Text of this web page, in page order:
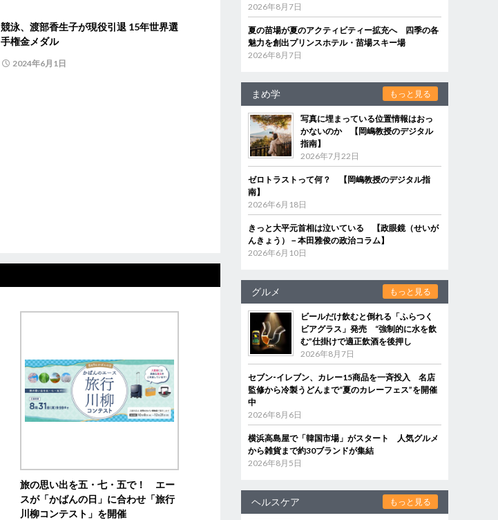
競泳、渡部香生子が現役引退 15年世界選
手権金メダル
2024年6月1日
旅の思い出を五・七・五で！ エー
スが「かばんの日」に合わせ「旅行
川柳コンテスト」を開催
2026年8月7日
夏の苗場が夏のアクティビティー拡充へ 四季の各
魅力を創出プリンスホテル・苗場スキー場
2026年8月7日
まめ学 もっと見る
写真に埋まっている位置情報はおっ
かないのか 【岡嶋教授のデジタル
指南】
2026年7月22日
ゼロトラストって何？ 【岡嶋教授のデジタル指
南】
2026年6月18日
きっと大平元首相は泣いている 【政眼鏡（せいが
んきょう）－本田雅俊の政治コラム】
2026年6月10日
グルメ もっと見る
ビールだけ飲むと倒れる「ふらつく
ビアグラス」発売 “強制的に水を飲
む”仕掛けで適正飲酒を後押し
2026年8月7日
セブン‐イレブン、カレー15商品を一斉投入 名店
監修から冷製うどんまで“夏のカレーフェス”を開催
中
2026年8月6日
横浜高島屋で「韓国市場」がスタート 人気グルメ
から雑貨まで約30ブランドが集結
2026年8月5日
ヘルスケア もっと見る